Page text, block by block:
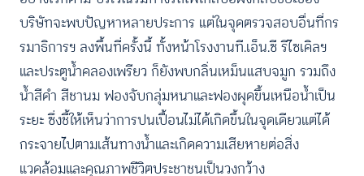
บริษัทจะพบปัญหาหลายประการ แต่ในจุดตรวจสอบอื่นที่กร
รมาธิการฯ ลงพื้นที่ครั้งนี้ ทั้งหน้าโรงงานที.เอ็น.ซี รีไซเคิลฯ
และประตูน้ำคลองเพรียว ก็ยังพบกลิ่นเหม็นแสบจมูก รวมถึง
น้ำสีดำ สีชานม ฟองจับกลุ่มหนาและฟองผุดขึ้นเหนือน้ำเป็น
ระยะ ซึ่งชี้ให้เห็นว่าการปนเปื้อนไม่ได้เกิดขึ้นในจุดเดียวแต่ได้
กระจายไปตามเส้นทางน้ำและเกิดความเสียหายต่อสิ่ง
แวดล้อมและคุณภาพชีวิตประชาชนเป็นวงกว้าง